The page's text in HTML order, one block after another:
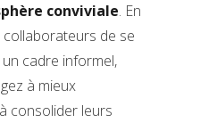
conviviale. En
de se
cadre informel,
à mieux
consolider leurs